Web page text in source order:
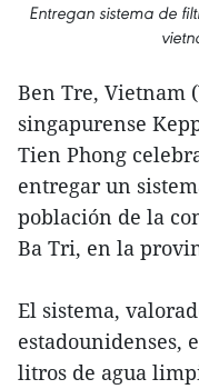
Entregan sistema de
Ben Tre, Vietnam
singapurense
Tien Phong
entregar un
población de la
Ba Tri, en la
El sistema,
estadounidenses,
litros de agua